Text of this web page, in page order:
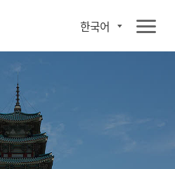
한국어